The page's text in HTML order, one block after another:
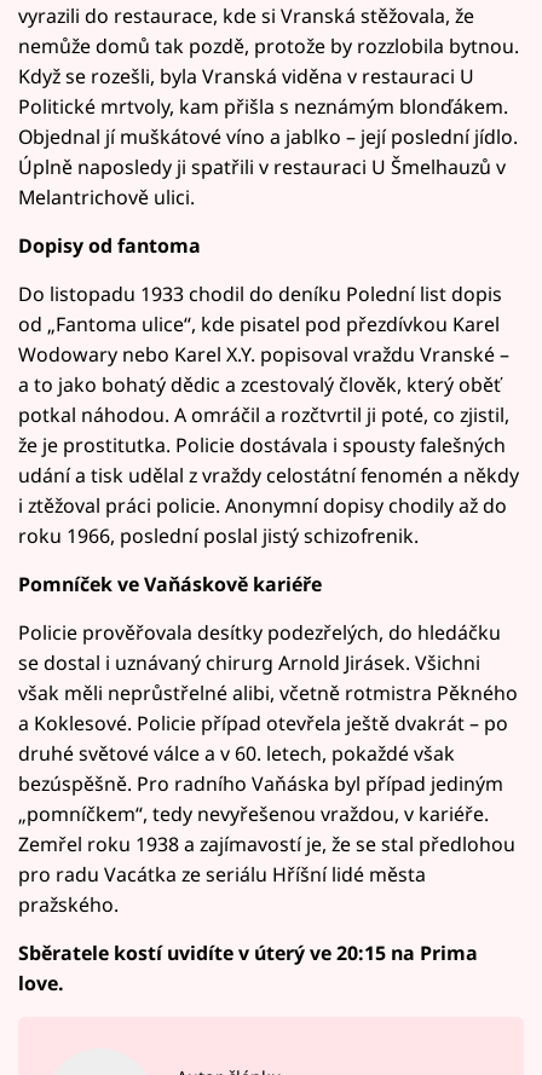
vyrazili do restaurace, kde si Vranská stěžovala, že
nemůže domů tak pozdě, protože by rozzlobila bytnou.
Když se rozešli, byla Vranská viděna v restauraci U
Politické mrtvoly, kam přišla s neznámým blonďákem.
Objednal jí muškátové víno a jablko – její poslední jídlo.
Úplně naposledy ji spatřili v restauraci U Šmelhauzů v
Melantrichově ulici.
Dopisy od fantoma
Do listopadu 1933 chodil do deníku Polední list dopis
od „Fantoma ulice“, kde pisatel pod přezdívkou Karel
Wodowary nebo Karel X.Y. popisoval vraždu Vranské –
a to jako bohatý dědic a zcestovalý člověk, který oběť
potkal náhodou. A omráčil a rozčtvrtil ji poté, co zjistil,
že je prostitutka. Policie dostávala i spousty falešných
udání a tisk udělal z vraždy celostátní fenomén a někdy
i ztěžoval práci policie. Anonymní dopisy chodily až do
roku 1966, poslední poslal jistý schizofrenik.
Pomníček ve Vaňáskově kariéře
Policie prověřovala desítky podezřelých, do hledáčku
se dostal i uznávaný chirurg Arnold Jirásek. Všichni
však měli neprůstřelné alibi, včetně rotmistra Pěkného
a Koklesové. Policie případ otevřela ještě dvakrát – po
druhé světové válce a v 60. letech, pokaždé však
bezúspěšně. Pro radního Vaňáska byl případ jediným
„pomníčkem“, tedy nevyřešenou vraždou, v kariéře.
Zemřel roku 1938 a zajímavostí je, že se stal předlohou
pro radu Vacátka ze seriálu Hříšní lidé města
pražského.
Sběratele kostí uvidíte v úterý ve 20:15 na Prima
love.